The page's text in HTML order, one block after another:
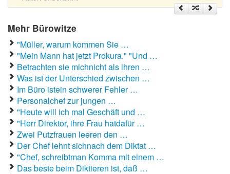
Anrufbeantworter Ansagen
Antiwitze
Anwaltswitze
Arbeitswitze
Arztwitze
Autoaufkleber Sprüche
Bankerwitze
Mehr Bürowitze
"Müller, warum kommen Sie …
"Mein Mann hat jetzt Prokura." "Und …
Betrachten sie michnicht als ihren …
Was ist der Unterschied zwischen …
Im Büro istein schwerer Fehler …
Personalchef zur jungen …
"Heute will ich mal Geschäft und …
"Herr Direktor, ihre Frau hatdafür …
Zwei Putzfrauen leeren den …
Der Chef lehnt sichnach dem Diktat …
"Chef, schreibtman Komma mit einem …
Das beste beim Diktieren ist, daß …